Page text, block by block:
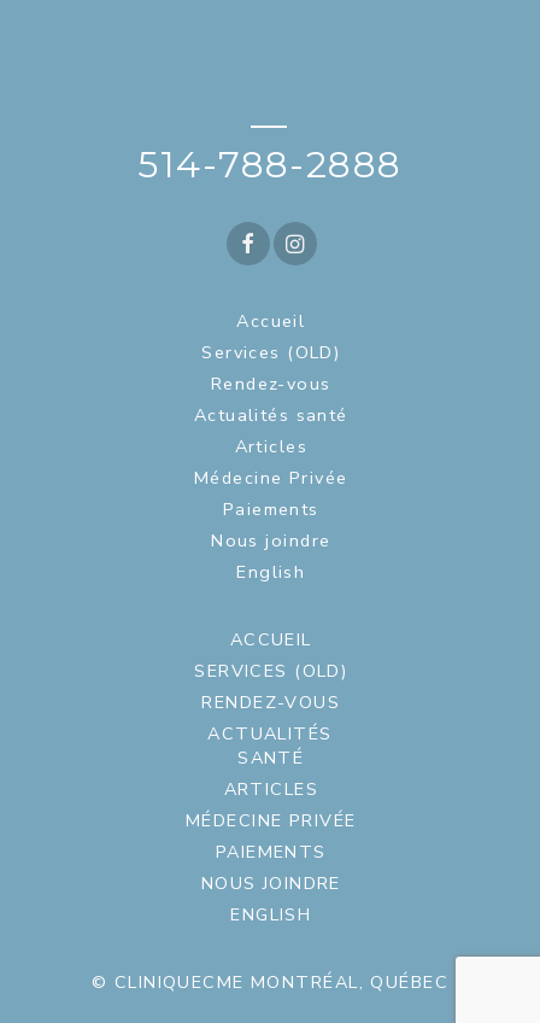
—
514-788-2888
Accueil
Services (OLD)
Rendez-vous
Actualités santé
Articles
Médecine Privée
Paiements
Nous joindre
English
ACCUEIL
SERVICES (OLD)
RENDEZ-VOUS
ACTUALITÉS
SANTÉ
ARTICLES
MÉDECINE PRIVÉE
PAIEMENTS
NOUS JOINDRE
ENGLISH
© CLINIQUECME MONTRÉAL, QUÉBEC